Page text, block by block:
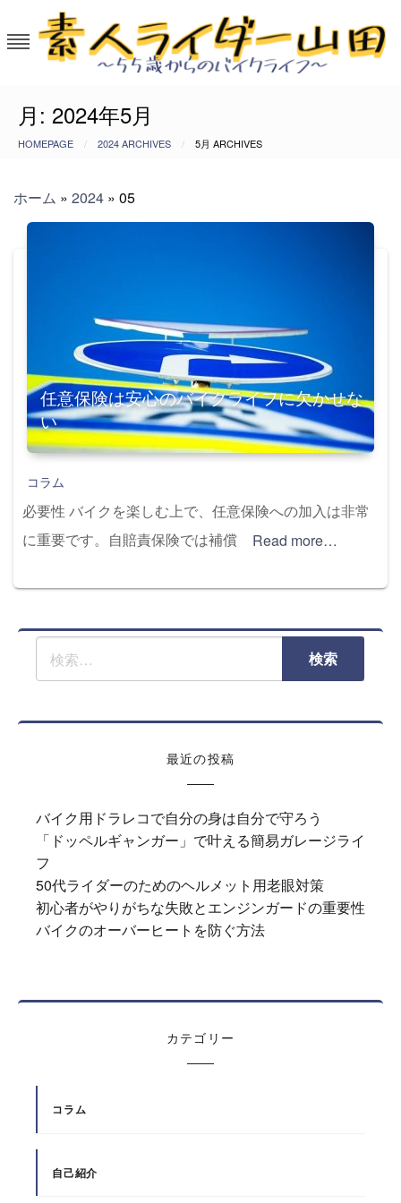
to
content
月: 2024年5月
HOMEPAGE 2024 ARCHIVES 5月 ARCHIVES
ホーム » 2024 » 05
任意保険は安心のバイクライフに欠かせな
い
コラム
必要性 バイクを楽しむ上で、任意保険への加入は非常
に重要です。自賠責保険では補償
Read more…
最近の投稿
バイク用ドラレコで自分の身は自分で守ろう
「ドッペルギャンガー」で叶える簡易ガレージライ
フ
50代ライダーのためのヘルメット用老眼対策
初心者がやりがちな失敗とエンジンガードの重要性
バイクのオーバーヒートを防ぐ方法
カテゴリー
コラム
自己紹介